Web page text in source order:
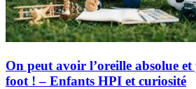
On peut avoir l’oreille absolue
foot ! – Enfants HPI et curiosité